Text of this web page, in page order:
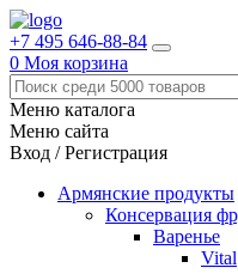
+7 495 646-88-84
0 Моя корзина
Меню каталога
Меню сайта
Вход / Регистрация
Армянские продукты
Консервация
Варенье
Vital